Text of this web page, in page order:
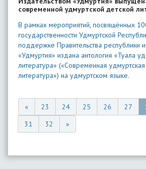
современной удмуртской детской
В рамках мероприятий, посвящённых
государственности Удмуртской
поддержке Правительства республики
«Удмуртия» издана антология «Туала
литература» («Современная удмуртская
литература») на удмуртском языке.
« 23 24 25 26 27
31
32 »